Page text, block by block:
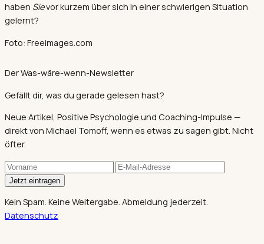
haben Sievor kurzem über sich in einer schwierigen Situation
gelernt?
Foto: Freeimages.com
Der Was-wäre-wenn-Newsletter
Gefällt dir, was du gerade gelesen hast?
Neue Artikel, Positive Psychologie und Coaching-Impulse —
direkt von Michael Tomoff, wenn es etwas zu sagen gibt. Nicht
öfter.
Jetzt eintragen
Kein Spam. Keine Weitergabe. Abmeldung jederzeit.
Datenschutz